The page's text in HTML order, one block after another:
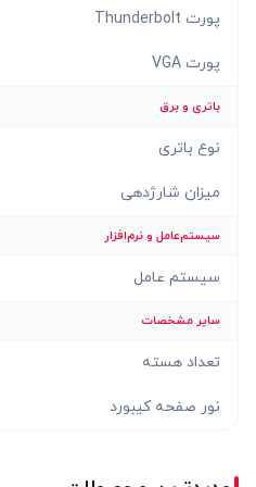
پورت Thunderbolt
پورت VGA
باتری و برق
نوع باتری
میزان شارژدهی
سیستم‌عامل و نرم‌افزار
سیستم عامل
سایر مشخصات
تعداد هسته
نور صفحه کیبورد